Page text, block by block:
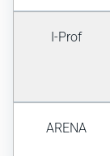
I-Prof
ARENA